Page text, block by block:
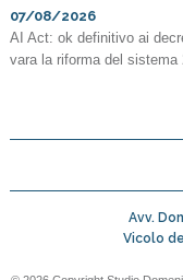
07/08/2026
AI Act: ok definitivo ai
vara la riforma del sistema
Avv.
Vicolo